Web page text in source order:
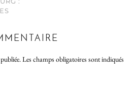
Les champs obligatoires sont indiqués